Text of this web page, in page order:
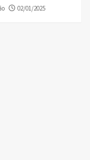
02/01/2025